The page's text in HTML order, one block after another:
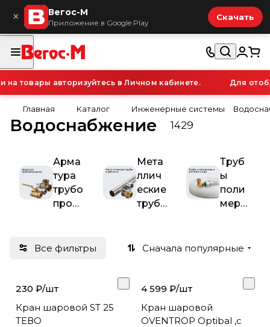
× Вегос-М
Приложение в Google Play
Скачать
товары авторизуйтесь в Личном кабинете. Для
Главная Каталог Инженерные системы
Водоснабжение 1429
Арма
тура
трубо
пров
Мета
ллич
еские
труб
нги
Труб
ы
поли
мерн
нги к
Все фильтры Сначала популярные
230 ₽/шт
Кран шаровой ST 25
ТЕВО
4 599 ₽/шт
Кран шаровой
OVENTROP Optibal ,с